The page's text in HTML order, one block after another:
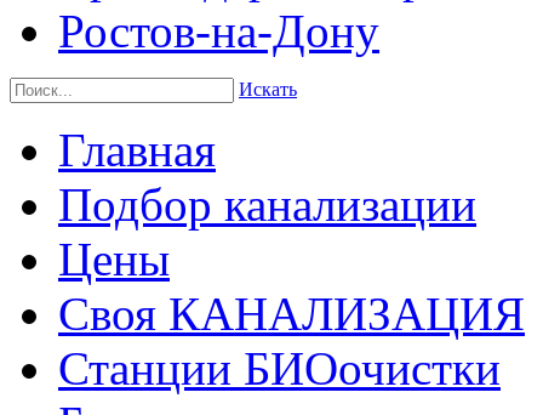
Ростов-на-Дону
Искать
Главная
Подбор канализации
Цены
Своя КАНАЛИЗАЦИЯ
Станции БИОочистки